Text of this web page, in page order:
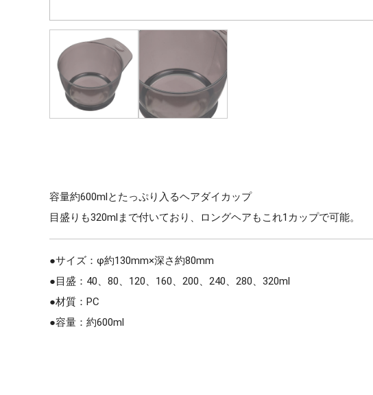
容量約600mlとたっぷり入るヘアダイカップ
目盛りも320mlまで付いており、ロングヘアもこれ1カップで可能。
●サイズ：φ約130mm×深さ約80mm
●目盛：40、80、120、160、200、240、280、320ml
●材質：PC
●容量：約600ml